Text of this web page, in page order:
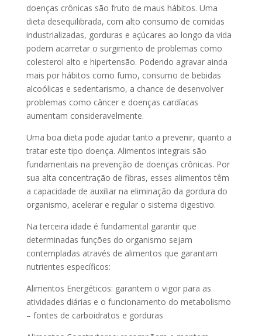
doenças crônicas são fruto de maus hábitos. Uma
dieta desequilibrada, com alto consumo de comidas
industrializadas, gorduras e açúcares ao longo da vida
podem acarretar o surgimento de problemas como
colesterol alto e hipertensão. Podendo agravar ainda
mais por hábitos como fumo, consumo de bebidas
alcoólicas e sedentarismo, a chance de desenvolver
problemas como câncer e doenças cardíacas
aumentam consideravelmente.
Uma boa dieta pode ajudar tanto a prevenir, quanto a
tratar este tipo doença. Alimentos integrais são
fundamentais na prevenção de doenças crônicas. Por
sua alta concentração de fibras, esses alimentos têm
a capacidade de auxiliar na eliminação da gordura do
organismo, acelerar e regular o sistema digestivo.
Na terceira idade é fundamental garantir que
determinadas funções do organismo sejam
contempladas através de alimentos que garantam
nutrientes específicos:
Alimentos Energéticos: garantem o vigor para as
atividades diárias e o funcionamento do metabolismo
– fontes de carboidratos e gorduras